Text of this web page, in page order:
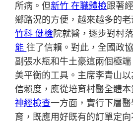
所病。但新竹 在職體檢跟著
鄉路況的方便，越來越多的
竹科 健檢院就醫，逐步對村
能往了信賴。對此，全國政
副張水瓶和牛土豪這兩個極
美平衡的工具。主席李青山
信賴度，應從培育村醫全體
神經檢查一方面，實行下層
育，既應用好既有的訂單定